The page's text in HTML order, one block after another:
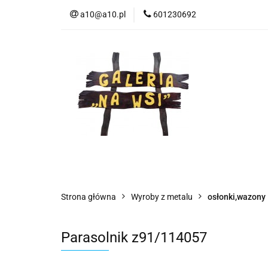
a10@a10.pl 601230692
Strona główna Wyroby z metalu osłonki,wazony
Parasolnik z91/114057